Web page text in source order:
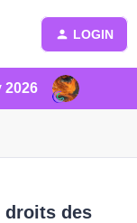
LOGIN
2026
droits des